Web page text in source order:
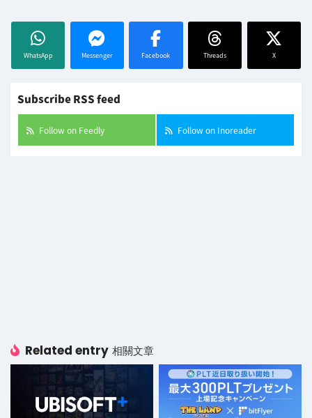
WhatsApp Messenger Facebook Threads X
Subscribe RSS feed
Follow on Feedly Follow on Inoreader
Related entry 相關文章